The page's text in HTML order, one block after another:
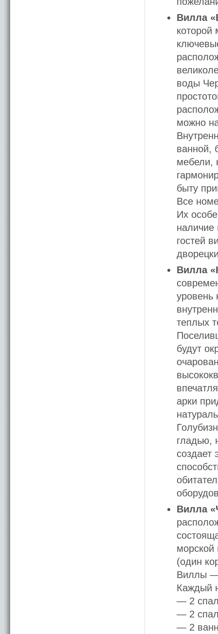
Вилла
которой
воды
можно
ванной,
мебели,
быту
Все
Их
наличие
гостей
Вилла
уровень
теплых
будут
арки
гладью,
создает
Вилла
морской
(один
Виллы
Каждый
— 2
— 2
— 2